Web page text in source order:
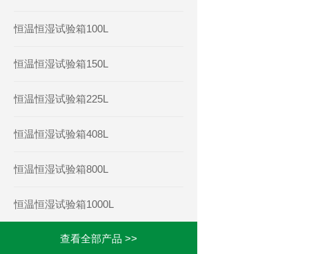
恒温恒湿试验箱100L
恒温恒湿试验箱150L
恒温恒湿试验箱225L
恒温恒湿试验箱408L
恒温恒湿试验箱800L
恒温恒湿试验箱1000L
查看全部产品 >>